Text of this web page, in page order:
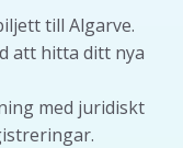
till Algarve.
att hitta ditt nya
med juridiskt